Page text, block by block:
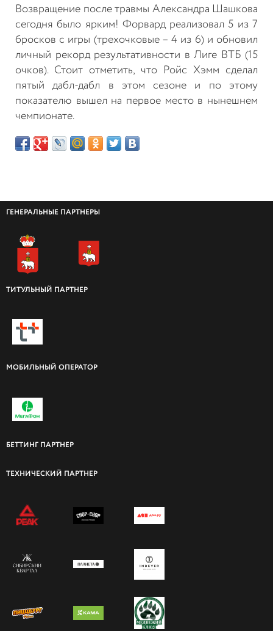
Возвращение после травмы Александра Шашкова
сегодня было ярким! Форвард реализовал 5 из 7
бросков с игры (трехочковые – 4 из 6) и обновил
личный рекорд результативности в Лиге ВТБ (15
очков). Стоит отметить, что Ройс Хэмм сделал
пятый дабл-дабл в этом сезоне и по этому
показателю вышел на первое место в нынешнем
чемпионате.
ГЕНЕРАЛЬНЫЕ ПАРТНЕРЫ
ТИТУЛЬНЫЙ ПАРТНЕР
МОБИЛЬНЫЙ ОПЕРАТОР
БЕТТИНГ ПАРТНЕР
ТЕХНИЧЕСКИЙ ПАРТНЕР